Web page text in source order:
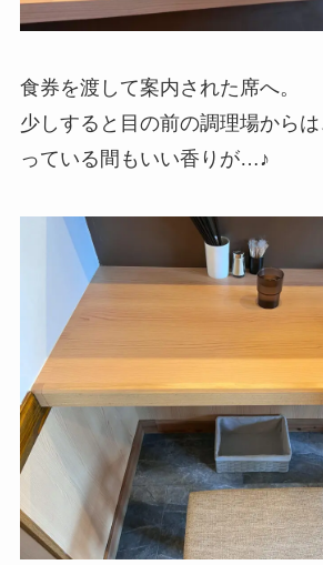
食券を渡して案内された席へ。
少しすると目の前の調理場から
っている間もいい香りが…♪